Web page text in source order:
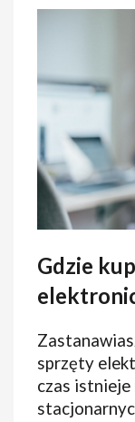
Gdzie
sprzęty
czas